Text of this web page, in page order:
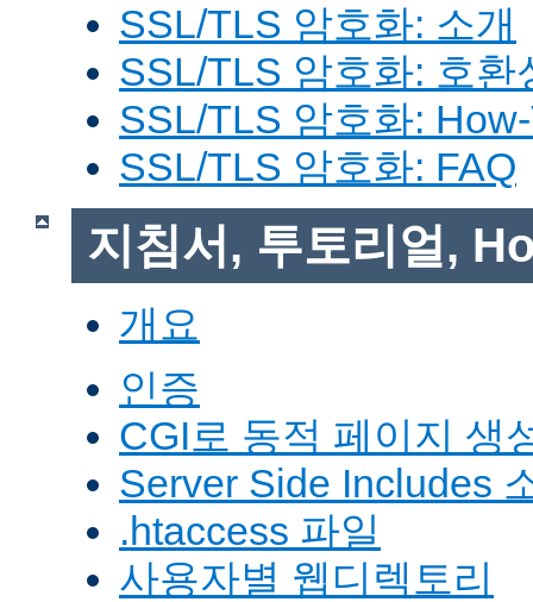
SSL/TLS 암호화: 소개
SSL/TLS 암호화: 호환
SSL/TLS 암호화:
SSL/TLS 암호화: FAQ
지침서, 투토리얼,
개요
인증
CGI로 동적 페이지 생
Server Side Includes
.htaccess 파일
사용자별 웹디렉토리